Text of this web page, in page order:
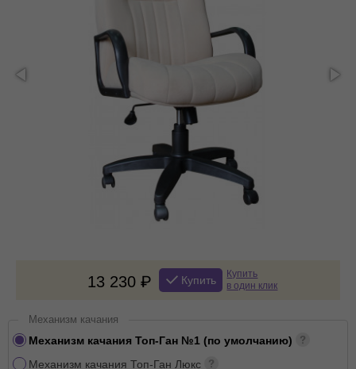
13 230 Купить
Купить
в один клик
Механизм качания
Механизм качания Топ-Ган №1 (по умолчанию)
Механизм качания Топ-Ган Люкс